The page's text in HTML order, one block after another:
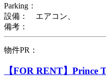
Parking：
設備： エアコン、
備考：
物件PR：
【FOR RENT】Prince